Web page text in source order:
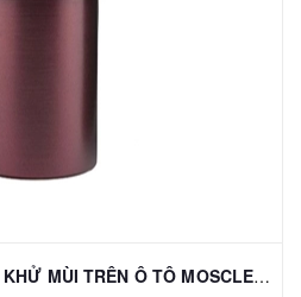
MÁY LỌC KHÔNG KHÍ VÀ KHỬ MÙI TRÊN Ô TÔ MOSCLEAN AC1